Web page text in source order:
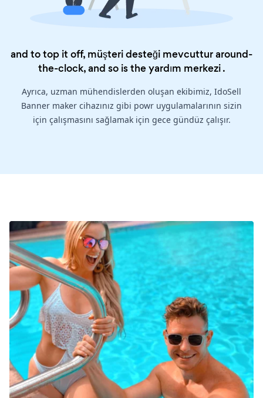
and to top it off, müşteri desteği mevcuttur around-
the-clock, and so is theyardım merkezi.
Ayrıca, uzman mühendislerden oluşan ekibimiz, IdoSell
Banner maker cihazınız gibi powr uygulamalarının sizin
için çalışmasını sağlamak için gece gündüz çalışır.